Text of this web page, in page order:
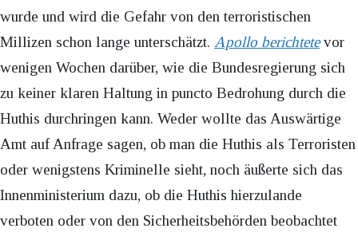
wurde und wird die Gefahr von den terroristischen
Millizen schon lange unterschätzt. Apollo berichtetevor
wenigen Wochen darüber, wie die Bundesregierung sich
zu keiner klaren Haltung in puncto Bedrohung durch die
Huthis durchringen kann. Weder wollte das Auswärtige
Amt auf Anfrage sagen, ob man die Huthis als Terroristen
oder wenigstens Kriminelle sieht, noch äußerte sich das
Innenministerium dazu, ob die Huthis hierzulande
verboten oder von den Sicherheitsbehörden beobachtet